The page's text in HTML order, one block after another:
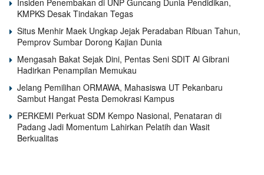
Insiden Penembakan di UNP Guncang Dunia Pendidikan,
KMPKS Desak Tindakan Tegas
Situs Menhir Maek Ungkap Jejak Peradaban Ribuan Tahun,
Pemprov Sumbar Dorong Kajian Dunia
Mengasah Bakat Sejak Dini, Pentas Seni SDIT Al Gibrani
Hadirkan Penampilan Memukau
Jelang Pemilihan ORMAWA, Mahasiswa UT Pekanbaru
Sambut Hangat Pesta Demokrasi Kampus
PERKEMI Perkuat SDM Kempo Nasional, Penataran di
Padang Jadi Momentum Lahirkan Pelatih dan Wasit
Berkualitas